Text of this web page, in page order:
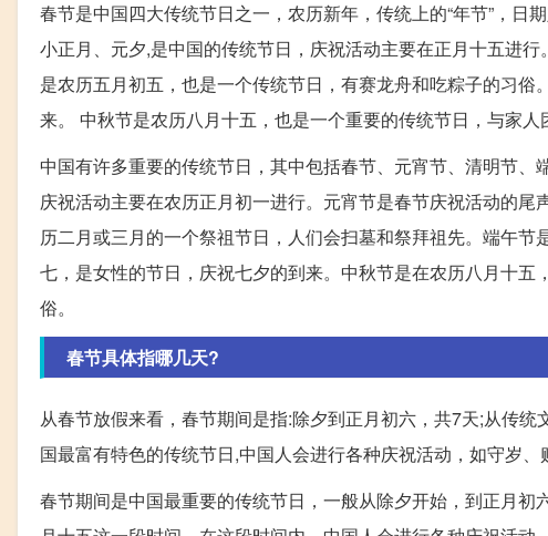
春节是中国四大传统节日之一，农历新年，传统上的“年节”，日
小正月、元夕,是中国的传统节日，庆祝活动主要在正月十五进
是农历五月初五，也是一个传统节日，有赛龙舟和吃粽子的习
来。 中秋节是农历八月十五，也是一个重要的传统节日，与家
中国有许多重要的传统节日，其中包括春节、元宵节、清明节
庆祝活动主要在农历正月初一进行。元宵节是春节庆祝活动的
历二月或三月的一个祭祖节日，人们会扫墓和祭拜祖先。端午
七，是女性的节日，庆祝七夕的到来。中秋节是在农历八月十
俗。
春节具体指哪几天?
从春节放假来看，春节期间是指:除夕到正月初六，共7天;从传
国最富有特色的传统节日,中国人会进行各种庆祝活动，如守岁、
春节期间是中国最重要的传统节日，一般从除夕开始，到正月